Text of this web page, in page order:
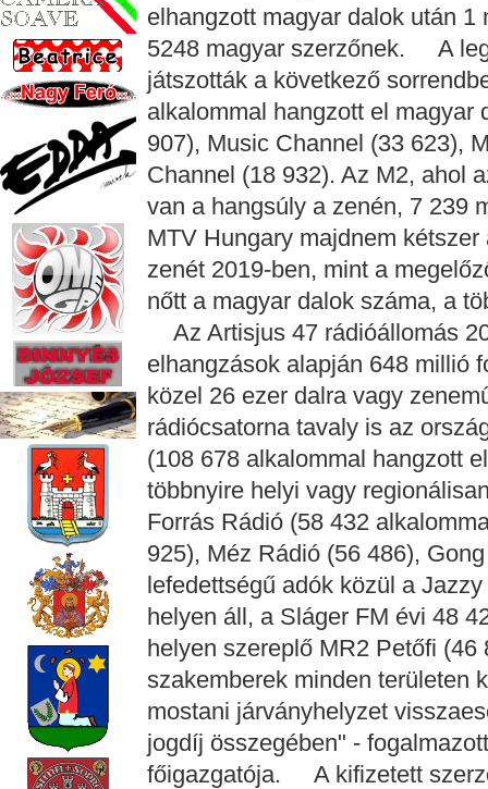
elhangzott magyar dalok után
5248 magyar szerzőnek. A
játszották a következő
alkalommal hangzott el magyar
907), Music Channel (33 623),
Channel (18 932). Az M2, ahol
van a hangsúly a zenén, 7 239
MTV Hungary majdnem
zenét 2019-ben, mint a
nőtt a magyar dalok száma, a
Az Artisjus 47 rádióállomás
elhangzások alapján 648 millió
közel 26 ezer dalra vagy
rádiócsatorna tavaly is az
(108 678 alkalommal hangzott
többnyire helyi vagy
Forrás Rádió (58 432
925), Méz Rádió (56 486),
lefedettségű adók közül a
helyen áll, a Sláger FM évi 48
helyen szereplő MR2 Petőfi
szakemberek minden területen
mostani járványhelyzet
jogdíj összegében" -
főigazgatója. A kifizetett